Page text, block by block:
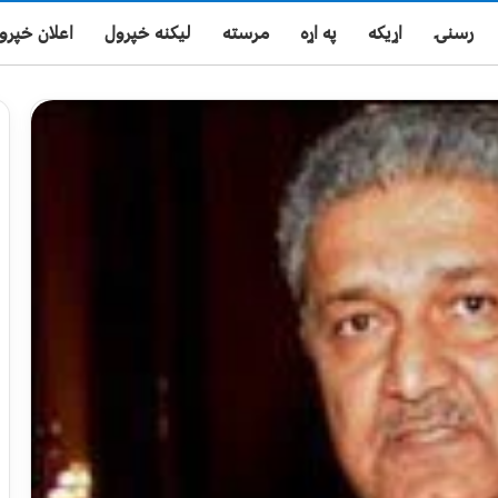
رسنۍ اړیکه په اړه مرسته لیکنه خپرول اعلان